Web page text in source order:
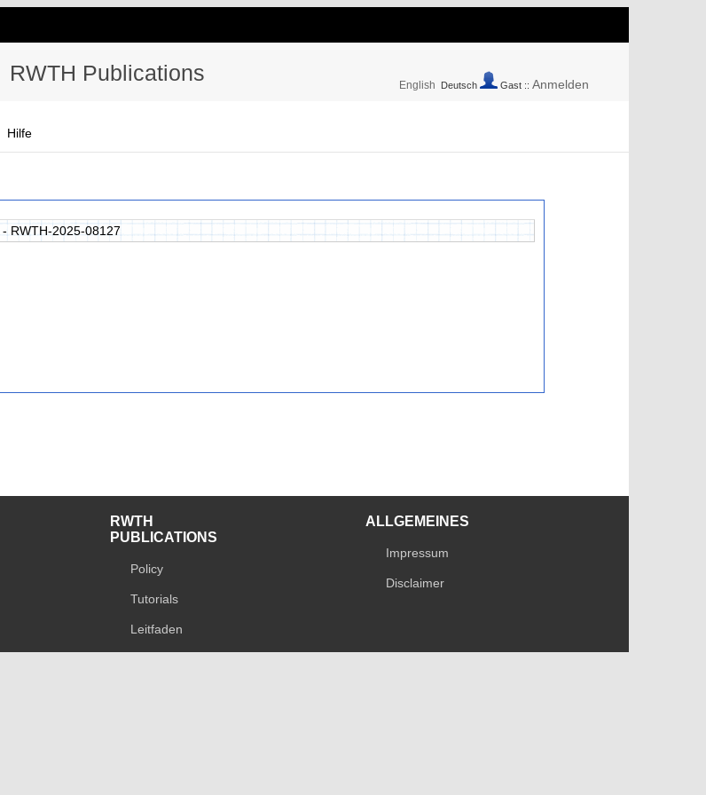
RWTH Publications English Deutsch Gast :: Anmelden
Hilfe
- RWTH-2025-08127
RWTH
PUBLICATIONS
Policy
Tutorials
Leitfaden
ALLGEMEINES
Impressum
Disclaimer